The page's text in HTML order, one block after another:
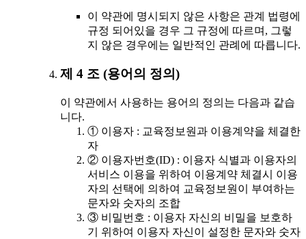
이 약관에 명시되지 않은 사항은 관계 법령에
규정 되어있을 경우 그 규정에 따르며, 그렇
지 않은 경우에는 일반적인 관례에 따릅니다.
제 4 조 (용어의 정의)
이 약관에서 사용하는 용어의 정의는 다음과 같습
니다.
① 이용자 : 교육정보원과 이용계약을 체결한
자
② 이용자번호(ID) : 이용자 식별과 이용자의
서비스 이용을 위하여 이용계약 체결시 이용
자의 선택에 의하여 교육정보원이 부여하는
문자와 숫자의 조합
③ 비밀번호 : 이용자 자신의 비밀을 보호하
기 위하여 이용자 자신이 설정한 문자와 숫자